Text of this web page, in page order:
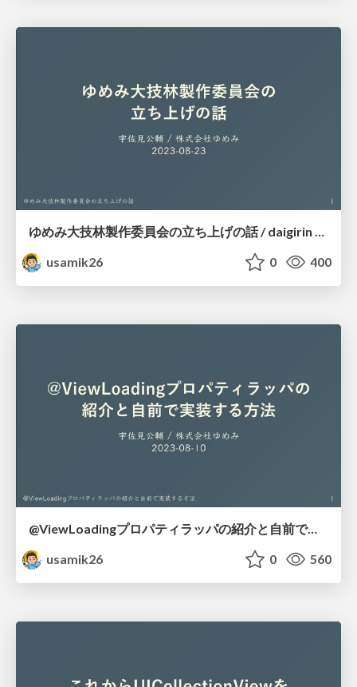
ゆめみ大技林製作委員会の立ち上げの話 / daigirin project
usamik26
0 400
@ViewLoadingプロパティラッパの紹介と自前で実装する方法 / @ViewLoading property wrapper implementation
usamik26
0 560